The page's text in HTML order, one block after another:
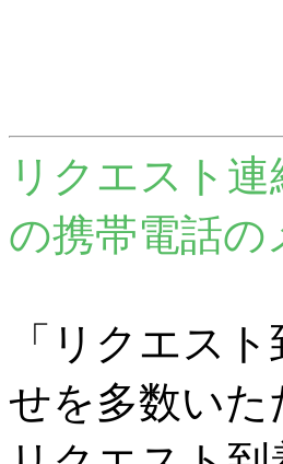
リクエスト
の携帯電話
「リクエス
せを多数い